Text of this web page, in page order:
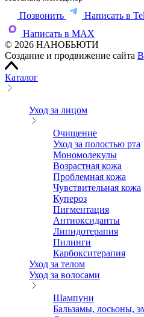
Позвонить
Написать в
Написать в MAX
© 2026 НАНОБЬЮТИ
Создание и продвижение сайта
Каталог
Уход за лицом
Очищение
Уход за полостью рта
Мономолекулы
Возрастная кожа
Проблемная кожа
Чувствительная кожа
Купероз
Пигментация
Антиоксиданты
Липидотерапия
Пилинги
Карбокситерапия
Уход за телом
Уход за волосами
Шампуни
Бальзамы, лосьоны,